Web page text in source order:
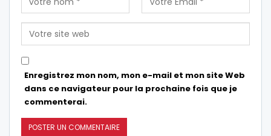
Enregistrez mon nom, mon e-mail et mon site Web
dans ce navigateur pour la prochaine fois que je
commenterai.